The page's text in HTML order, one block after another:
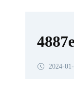
2024-